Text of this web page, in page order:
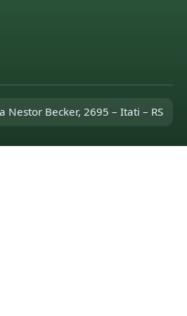
Nestor Becker, 2695 – Itati – RS